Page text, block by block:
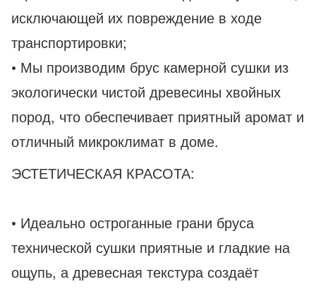
исключающей их повреждение в ходе
транспортировки;
• Мы производим брус камерной сушки из
экологически чистой древесины хвойных
пород, что обеспечивает приятный аромат и
отличный микроклимат в доме.
ЭСТЕТИЧЕСКАЯ КРАСОТА:
• Идеально остроганные грани бруса
технической сушки приятные и гладкие на
ощупь, а древесная текстура создаёт